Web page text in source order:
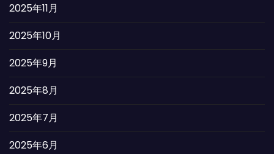
2025年11月
2025年10月
2025年9月
2025年8月
2025年7月
2025年6月